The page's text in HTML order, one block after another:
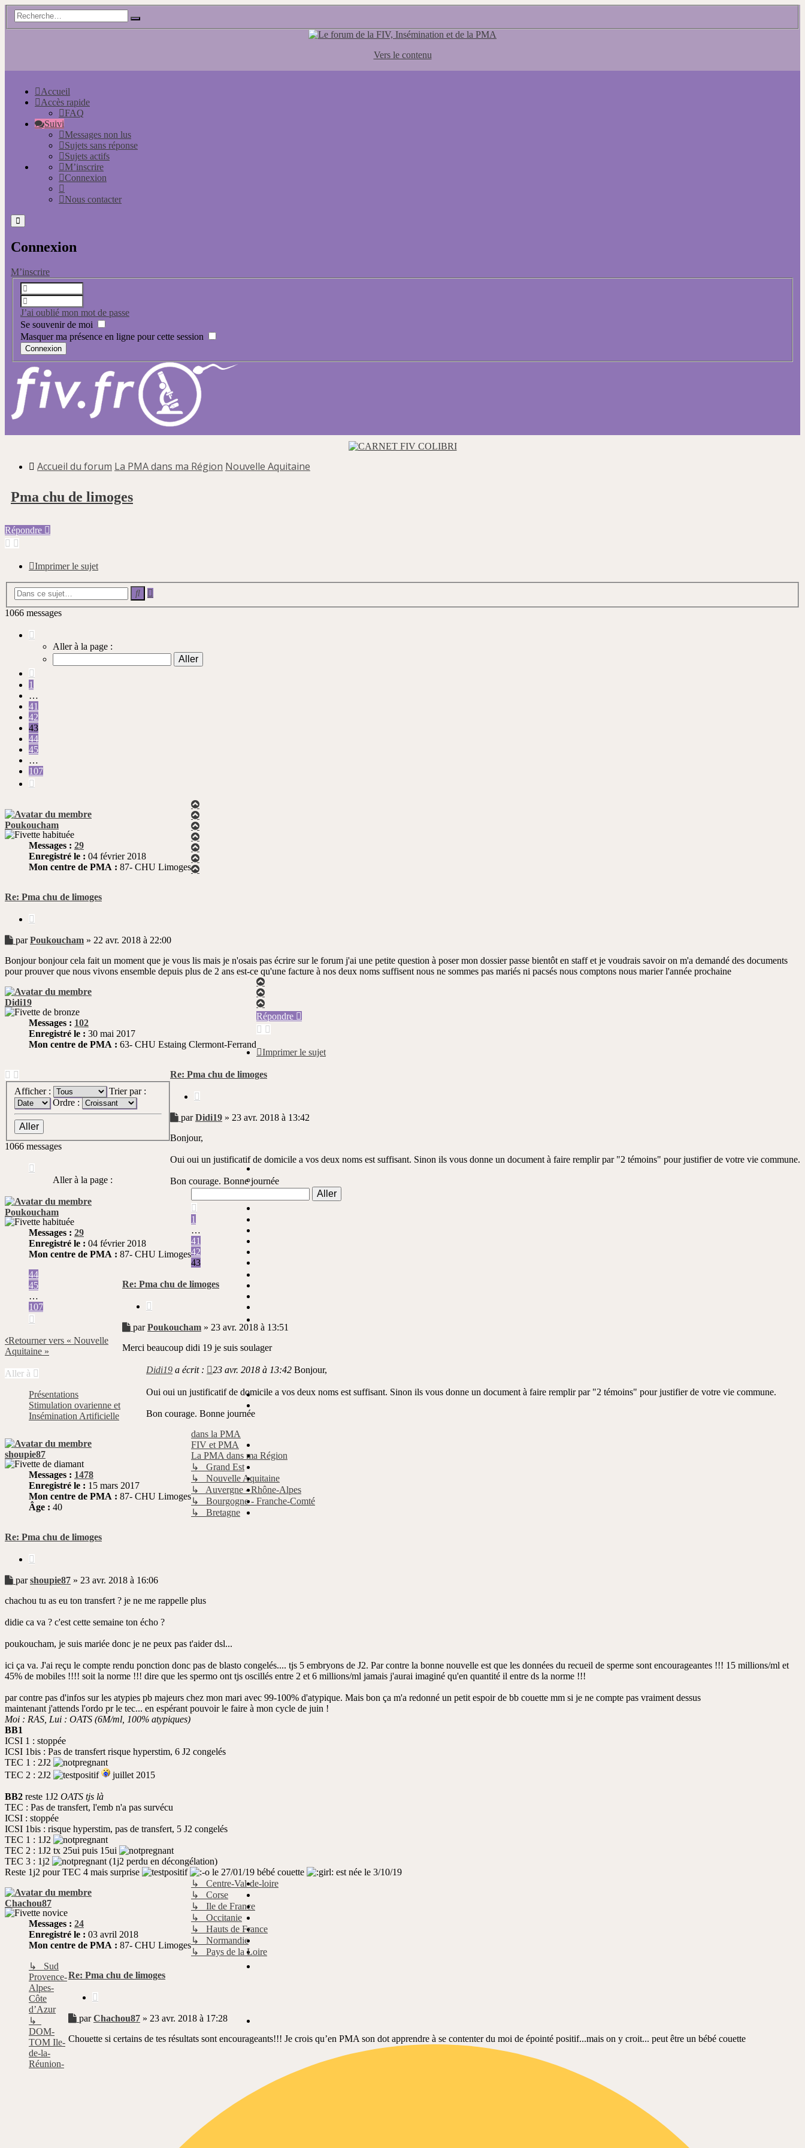
Vers le contenu
Accueil
Accès rapide
FAQ
Suivi
Messages non lus
Sujets sans réponse
Sujets actifs
M’inscrire
Connexion
Nous contacter
Connexion
M’inscrire
J’ai oublié mon mot de passe
Se souvenir de moi
Masquer ma présence en ligne pour cette session
Accueil du forum La PMA dans ma Région Nouvelle Aquitaine
Pma chu de limoges
Répondre
Imprimer le sujet
Rechercher
Recherche
avancée
1066 messages
43
107
Aller à la page :
1
…
41
42
43
44
45
…
107
Poukoucham
Messages : 29
Enregistré le : 04 février 2018
Mon centre de PMA : 87- CHU Limoges
Re: Pma chu de limoges
Message
lu
parPoukoucham » 22 avr. 2018 à 22:00
Bonjour bonjour cela fait un moment que je vous lis mais je n'osais pas écrire sur le forum j'ai une petite question à poser mon dossier passe bientôt en staff et je voudrais savoir on m'a demandé des documents
pour prouver que nous vivons ensemble depuis plus de 2 ans est-ce qu'une facture à nos deux noms suffisent nous ne sommes pas mariés ni pacsés nous comptons nous marier l'année prochaine
Haut
Didi19
Messages : 102
Enregistré le : 30 mai 2017
Mon centre de PMA : 63- CHU Estaing Clermont-Ferrand
Re: Pma chu de limoges
Message
lu
parDidi19 » 23 avr. 2018 à 13:42
Bonjour,
Oui oui un justificatif de domicile a vos deux noms est suffisant. Sinon ils vous donne un document à faire remplir par "2 témoins" pour justifier de votre vie commune.
Bon courage. Bonne journée
Haut
Poukoucham
Messages : 29
Enregistré le : 04 février 2018
Mon centre de PMA : 87- CHU Limoges
Re: Pma chu de limoges
Message
lu
parPoukoucham » 23 avr. 2018 à 13:51
Merci beaucoup didi 19 je suis soulager
Didi19 a écrit : 23 avr. 2018 à 13:42 Bonjour,
Oui oui un justificatif de domicile a vos deux noms est suffisant. Sinon ils vous donne un document à faire remplir par "2 témoins" pour justifier de votre vie commune.
Bon courage. Bonne journée
Haut
shoupie87
Messages : 1478
Enregistré le : 15 mars 2017
Mon centre de PMA : 87- CHU Limoges
Âge : 40
Re: Pma chu de limoges
Message
lu
parshoupie87 » 23 avr. 2018 à 16:06
chachou tu as eu ton transfert ? je ne me rappelle plus
didie ca va ? c'est cette semaine ton écho ?
poukoucham, je suis mariée donc je ne peux pas t'aider dsl...
ici ça va. J'ai reçu le compte rendu ponction donc pas de blasto congelés.... tjs 5 embryons de J2. Par contre la bonne nouvelle est que les données du recueil de sperme sont encourageantes !!! 15 millions/ml et
45% de mobiles !!!! soit la norme !!! dire que les spermo ont tjs oscillés entre 2 et 6 millions/ml jamais j'aurai imaginé qu'en quantité il entre ds la norme !!!
par contre pas d'infos sur les atypies pb majeurs chez mon mari avec 99-100% d'atypique. Mais bon ça m'a redonné un petit espoir de bb couette mm si je ne compte pas vraiment dessus
maintenant j'attends l'ordo pr le tec... en espérant pouvoir le faire à mon cycle de juin !
Moi : RAS, Lui : OATS (6M/ml, 100% atypiques)
BB1
ICSI 1 : stoppée
ICSI 1bis : Pas de transfert risque hyperstim, 6 J2 congelés
TEC 1 : 2J2
TEC 2 : 2J2
juillet 2015
BB2 reste 1J2 OATS tjs là
TEC : Pas de transfert, l'emb n'a pas survécu
ICSI : stoppée
ICSI 1bis : risque hyperstim, pas de transfert, 5 J2 congelés
TEC 1 : 1J2
TEC 2 : 1J2 tx 25ui puis 15ui
TEC 3 : 1j2
(1j2 perdu en décongélation)
Reste 1j2 pour TEC 4 mais surprise
le 27/01/19 bébé couette est née le 3/10/19
Haut
Chachou87
Messages : 24
Enregistré le : 03 avril 2018
Mon centre de PMA : 87- CHU Limoges
Re: Pma chu de limoges
Message
lu
parChachou87 » 23 avr. 2018 à 17:28
Chouette si certains de tes résultats sont encourageants!!! Je crois qu’en PMA son dot apprendre à se contenter du moi de épointé positif...mais on y croit... peut être un bébé couette
Haut
Haut
Haut
Haut
Haut
Haut
Répondre
Imprimer le sujet
Afficher :
Trier par :
Ordre :
1066 messages
107
Aller à la page :
1
…
41
42
43
44
45
…
107
Retourner vers « Nouvelle
Aquitaine »
Aller à
Présentations
Stimulation ovarienne et
Insémination Artificielle
dans la PMA
FIV et PMA
La PMA dans ma Région
↳ Grand Est
↳ Nouvelle Aquitaine
↳ Auvergne - Rhône-Alpes
↳ Bourgogne - Franche-Comté
↳ Bretagne
↳ Centre-Val-de-loire
↳ Corse
↳ Ile de France
↳ Occitanie
↳ Hauts de France
↳ Normandie
↳ Pays de la Loire
↳ Sud
Provence-
Alpes-
Côte
d’Azur
↳
DOM-
TOM Ile-
de-la-
Réunion-